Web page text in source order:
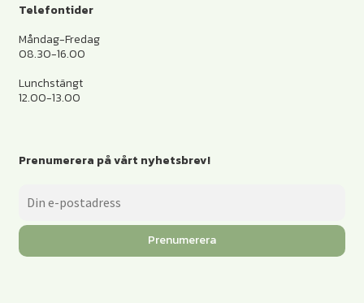
Telefontider
Måndag-Fredag
08.30-16.00
Lunchstängt
12.00-13.00
Prenumerera på vårt nyhetsbrev!
Prenumerera